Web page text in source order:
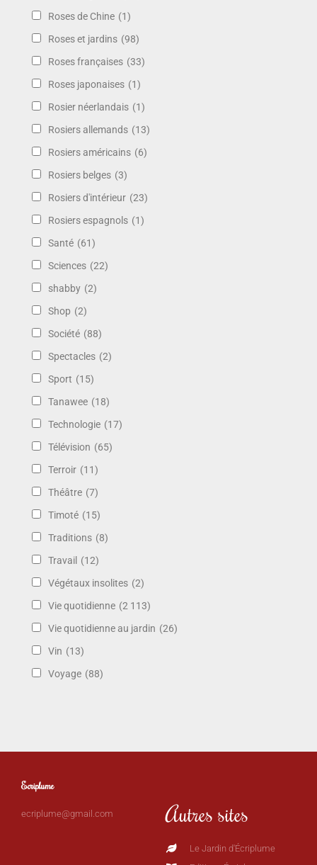
Roses de Chine (1)
Roses et jardins (98)
Roses françaises (33)
Roses japonaises (1)
Rosier néerlandais (1)
Rosiers allemands (13)
Rosiers américains (6)
Rosiers belges (3)
Rosiers d'intérieur (23)
Rosiers espagnols (1)
Santé (61)
Sciences (22)
shabby (2)
Shop (2)
Société (88)
Spectacles (2)
Sport (15)
Tanawee (18)
Technologie (17)
Télévision (65)
Terroir (11)
Théâtre (7)
Timoté (15)
Traditions (8)
Travail (12)
Végétaux insolites (2)
Vie quotidienne (2 113)
Vie quotidienne au jardin (26)
Vin (13)
Voyage (88)
Ecriplume
ecriplume@gmail.com Autres sites
Le Jardin d'Écriplume